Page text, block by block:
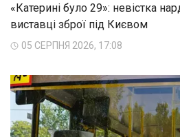
«Катерині було 29»: невістка
виставці зброї під Києвом
05 СЕРПНЯ 2026, 17:08